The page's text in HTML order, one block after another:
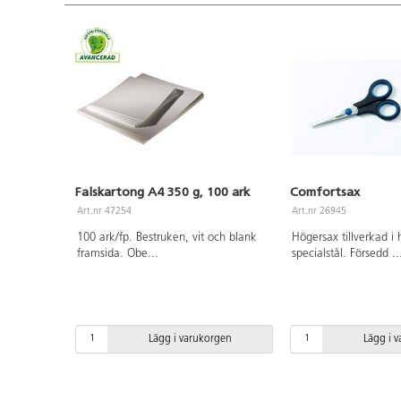
Falskartong A4 350 g, 100 ark
Art.nr 47254
100 ark/fp. Bestruken, vit och blank
framsida. Obe...
Lägg i varukorgen
Comfortsax
Art.nr 26945
Högersax tillverkad i
specialstål. Försedd ...
Lägg i